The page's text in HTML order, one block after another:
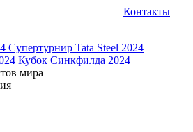
Контакты
Супертурнир Tata Steel 2024
Кубок Синкфилда 2024
мира